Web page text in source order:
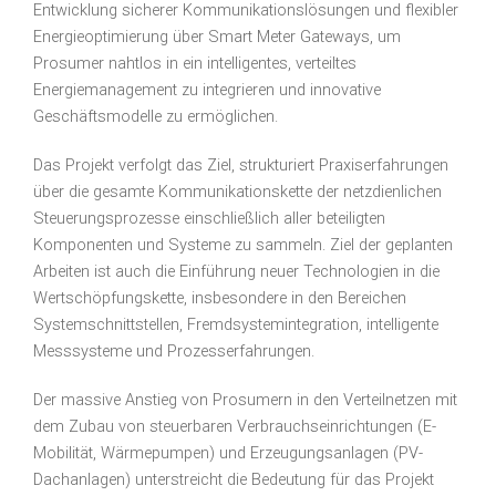
Entwicklung sicherer Kommunikationslösungen und flexibler
Energieoptimierung über Smart Meter Gateways, um
Prosumer nahtlos in ein intelligentes, verteiltes
Energiemanagement zu integrieren und innovative
Geschäftsmodelle zu ermöglichen.
Das Projekt verfolgt das Ziel, strukturiert Praxiserfahrungen
über die gesamte Kommunikationskette der netzdienlichen
Steuerungsprozesse einschließlich aller beteiligten
Komponenten und Systeme zu sammeln. Ziel der geplanten
Arbeiten ist auch die Einführung neuer Technologien in die
Wertschöpfungskette, insbesondere in den Bereichen
Systemschnittstellen, Fremdsystemintegration, intelligente
Messsysteme und Prozesserfahrungen.
Der massive Anstieg von Prosumern in den Verteilnetzen mit
dem Zubau von steuerbaren Verbrauchseinrichtungen (E-
Mobilität, Wärmepumpen) und Erzeugungsanlagen (PV-
Dachanlagen) unterstreicht die Bedeutung für das Projekt